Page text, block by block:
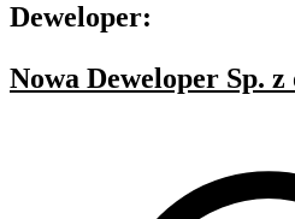
Deweloper:
Nowa Deweloper Sp. z